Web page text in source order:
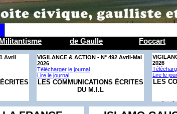
2026
Lire le
LES
VI­GILANCE & AC­TION - N° 492 Avril-Mai
2026
Télécharger le journal
Lire le journal
LES COMMUNICATIONS ÉCRITES
DU M.I.L
Avril
Militantisme de Gaulle Foccart